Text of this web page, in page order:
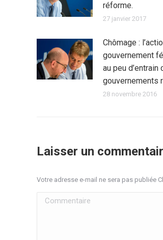
réforme.
27 janvier 2017
Chômage :
gouvernement
au peu d’entrain
gouvernements
28 novembre 2016
Laisser un
Votre adresse e-mail ne sera pas publiée
Commentaire